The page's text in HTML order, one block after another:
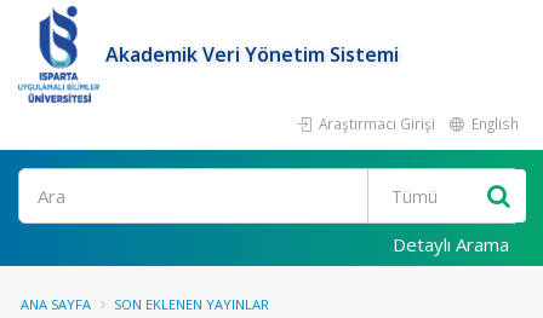
Akademik Veri Yönetim Sistemi
Araştırmacı Girişi English
Ara
Detaylı Arama
ANA SAYFA SON EKLENEN YAYINLAR